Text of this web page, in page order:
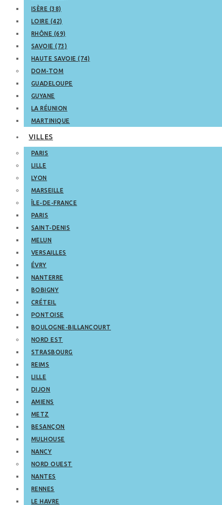
ISÈRE (38)
LOIRE (42)
RHÔNE (69)
SAVOIE (73)
HAUTE SAVOIE (74)
DOM-TOM
GUADELOUPE
GUYANE
LA RÉUNION
MARTINIQUE
VILLES
PARIS
LILLE
LYON
MARSEILLE
ÎLE-DE-FRANCE
PARIS
SAINT-DENIS
MELUN
VERSAILLES
ÉVRY
NANTERRE
BOBIGNY
CRÉTEIL
PONTOISE
BOULOGNE-BILLANCOURT
NORD EST
STRASBOURG
REIMS
LILLE
DIJON
AMIENS
METZ
BESANÇON
MULHOUSE
NANCY
NORD OUEST
NANTES
RENNES
LE HAVRE